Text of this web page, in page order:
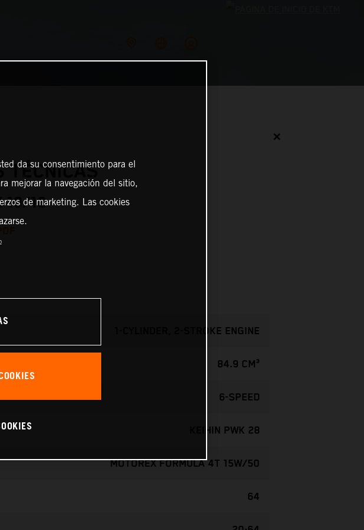
✕
TÉCNICAS
19/16
1-CYLINDER, 2-STROKE ENGINE
84.9 CM³
6-SPEED
KEIHIN PWK 28
MOTOREX FORMULA 4T 15W/50
64
da su consentimiento para el
mejorar la navegación del sitio,
de marketing. Las cookies